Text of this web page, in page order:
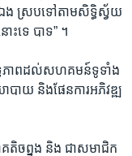
ឯង ស្របទៅតាមសិទ្ធិស្វ័យ
ះទេ បាទ” ។
ធភាពដល់សហគមន៍ទូទាំង
ាយ និងផែនការអភិវឌ្ឍ
ចព្នង និង ជាសមាជិក